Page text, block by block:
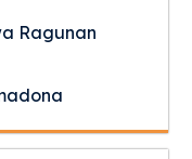
Ragunan